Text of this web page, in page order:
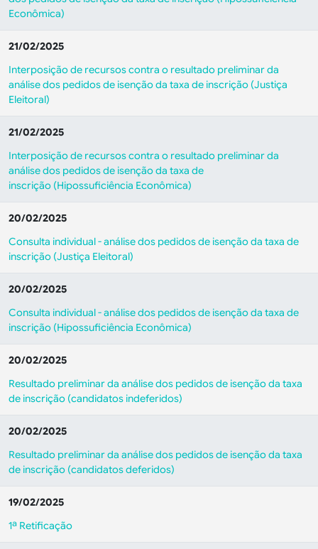
Econômica)
21/02/2025
Interposição de recursos contra o resultado preliminar da
análise dos pedidos de isenção da taxa de inscrição (Justiça
Eleitoral)
21/02/2025
Interposição de recursos contra o resultado preliminar da
análise dos pedidos de isenção da taxa de
inscrição (Hipossuficiência Econômica)
20/02/2025
Consulta individual - análise dos pedidos de isenção da taxa de
inscrição (Justiça Eleitoral)
20/02/2025
Consulta individual - análise dos pedidos de isenção da taxa de
inscrição (Hipossuficiência Econômica)
20/02/2025
Resultado preliminar da análise dos pedidos de isenção da taxa
de inscrição (candidatos indeferidos)
20/02/2025
Resultado preliminar da análise dos pedidos de isenção da taxa
de inscrição (candidatos deferidos)
19/02/2025
1ª Retificação